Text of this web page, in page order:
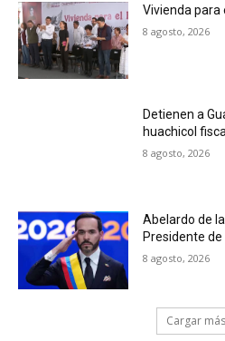
Vivienda para
8 agosto, 2026
Detienen a
huachicol
8 agosto, 2026
Abelardo de
Presidente
8 agosto, 2026
Cargar más